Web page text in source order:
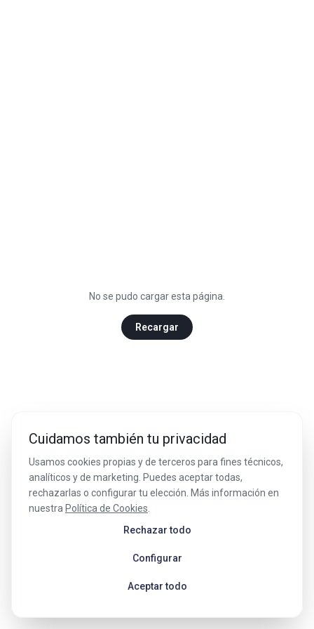
No se pudo cargar esta página.
Recargar
Cuidamos también tu privacidad
Usamos cookies propias y de terceros para fines técnicos,
analíticos y de marketing. Puedes aceptar todas,
rechazarlas o configurar tu elección. Más información en
nuestra Política de Cookies
Rechazar todo
Configurar
Aceptar todo